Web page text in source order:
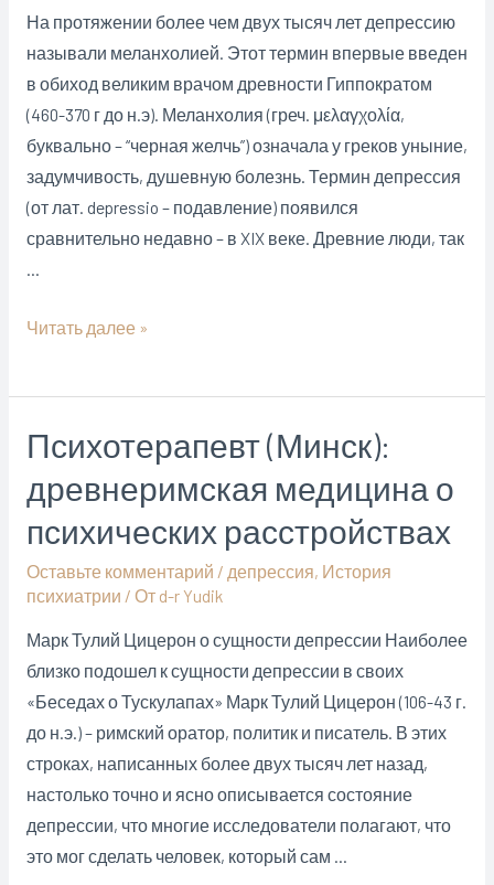
На протяжении более чем двух тысяч лет депрессию
называли меланхолией. Этот термин впервые введен
в обиход великим врачом древности Гиппократом
(460-370 г до н.э). Меланхолия (греч. μελαγχολία,
буквально – “черная желчь”) означала у греков уныние,
задумчивость, душевную болезнь. Термин депрессия
(от лат. depressio – подавление) появился
сравнительно недавно – в XIX веке. Древние люди, так
Скорбное
депрессия
в
древних
описаниях
Читать далее »
Психотерапевт (Минск):
древнеримская медицина о
психических расстройствах
Оставьте комментарий / депрессия, История
психиатрии / От d-r Yudik
Марк Тулий Цицерон о сущности депрессии Наиболее
близко подошел к сущности депрессии в своих
«Беседах о Тускулапах» Марк Тулий Цицерон (106-43 г.
до н.э.) – римский оратор, политик и писатель. В этих
строках, написанных более двух тысяч лет назад,
настолько точно и ясно описывается состояние
депрессии, что многие исследователи полагают, что
это мог сделать человек, который сам …